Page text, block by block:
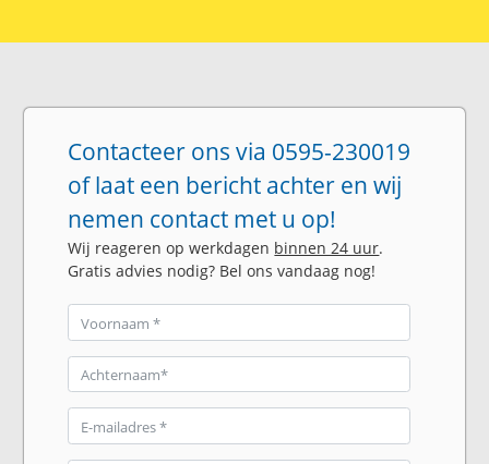
Contacteer ons via 0595-230019
of laat een bericht achter en wij
nemen contact met u op!
Wij reageren op werkdagen binnen 24 uur.
Gratis advies nodig? Bel ons vandaag nog!